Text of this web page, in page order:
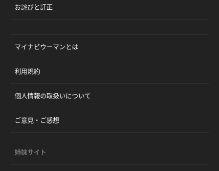
お詫びと訂正
マイナビウーマンとは
利用規約
個人情報の取扱いについて
ご意見・ご感想
姉妹サイト